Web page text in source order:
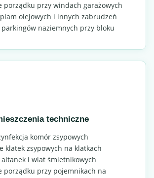
porządku przy windach garażowych
olejowych i innych zabrudzeń
naziemnych przy bloku
techniczne
komór zsypowych
klatek zsypowych na klatkach
i wiat śmietnikowych
porządku przy pojemnikach na